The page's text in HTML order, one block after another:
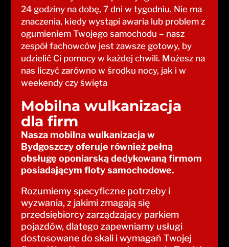
24 godziny na dobę, 7 dni w tygodniu. Nie ma
znaczenia, kiedy wystąpi awaria lub problem z
ogumieniem Twojego samochodu – nasz
zespół fachowców jest zawsze gotowy, by
udzielić Ci pomocy w każdej chwili. Możesz na
nas liczyć zarówno w środku nocy, jak i w
weekendy czy święta
Mobilna wulkanizacja
dla firm
Nasza mobilna wulkanizacja w
Bydgoszczy oferuje również pełną
obsługę oponiarską dedykowaną firmom
posiadającym floty samochodowe.
Rozumiemy specyficzne potrzeby i
wyzwania, z jakimi zmagają się
przedsiębiorcy zarządzający parkiem
pojazdów, dlatego zapewniamy usługi
dostosowane do skali i wymagań Twojej